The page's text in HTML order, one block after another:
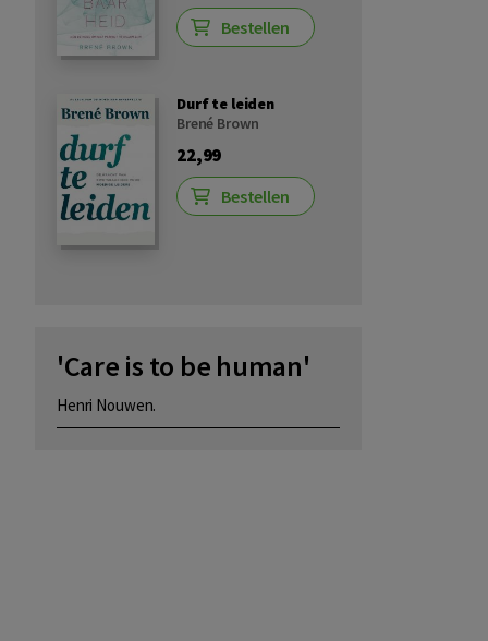
Bestellen
Durf te leiden
Brené Brown
22,99
Bestellen
'Care is to be human'
Henri Nouwen.